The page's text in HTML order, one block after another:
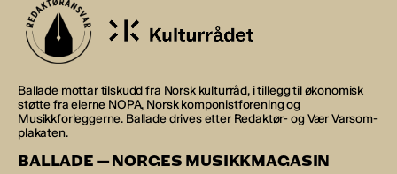
Ballade mottar tilskudd fra Norsk kulturråd, i tillegg til økonomisk
støtte fra eierne NOPA, Norsk komponistforening og
Musikkforleggerne. Ballade drives etter Redaktør- og Vær Varsom-
plakaten.
BALLADE — NORGES MUSIKKMAGASIN